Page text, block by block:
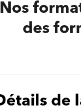
Nos
des
de